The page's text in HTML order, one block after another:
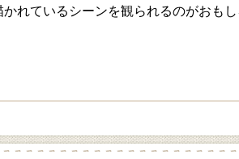
れているシーンを観られるのがおも